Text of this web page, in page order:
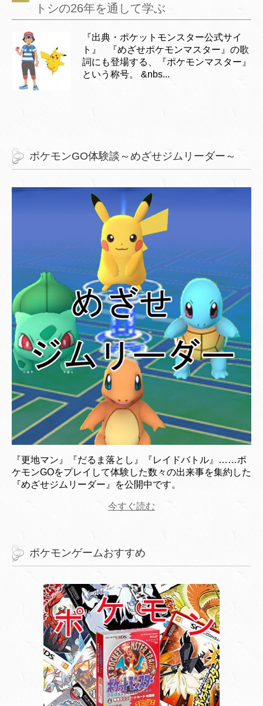
トシの26年を通して学ぶ
『出典・ポケットモンスター公式サイ
ト』 『めざせポケモンマスター』の歌
詞にも登場する、『ポケモンマスター』
という称号。 &nbs...
ポケモンGO体験談～めざせジムリーダー～
『更地マン』『だるま落とし』『レイドバトル』……ポ
ケモンGOをプレイして体験した数々の出来事を集約した
『めざせジムリーダー』を公開中です。
今すぐ読む
ポケモンゲームおすすめ